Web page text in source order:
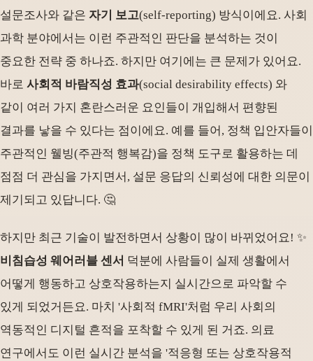
설문조사와 같은 자기 보고(self-reporting) 방식이에요. 사회
과학 분야에서는 이런 주관적인 판단을 분석하는 것이
중요한 전략 중 하나죠. 하지만 여기에는 큰 문제가 있어요.
바로 사회적 바람직성 효과(social desirability effects) 와
같이 여러 가지 혼란스러운 요인들이 개입해서 편향된
결과를 낳을 수 있다는 점이에요. 예를 들어, 정책 입안자들이
주관적인 웰빙(주관적 행복감)을 정책 도구로 활용하는 데
점점 더 관심을 가지면서, 설문 응답의 신뢰성에 대한 의문이
제기되고 있답니다. 🤔
하지만 최근 기술이 발전하면서 상황이 많이 바뀌었어요! ✨
비침습성 웨어러블 센서 덕분에 사람들이 실제 생활에서
어떻게 행동하고 상호작용하는지 실시간으로 파악할 수
있게 되었거든요. 마치 '사회적 fMRI'처럼 우리 사회의
역동적인 디지털 흔적을 포착할 수 있게 된 거죠. 의료
연구에서도 이런 실시간 분석을 '적응형 또는 상호작용적